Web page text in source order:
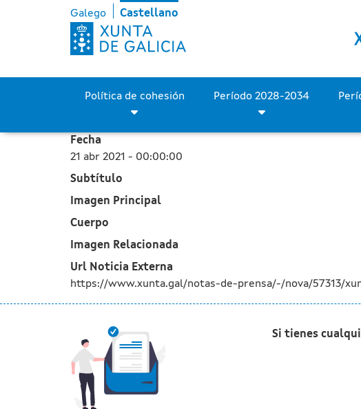
La Xunta avanza en el
Saltar al contenido principal
Galego Castellano
Fecha
21 abr 2021 - 00:00:00
Subtítulo
Imagen Principal
Cuerpo
Imagen Relacionada
Url Noticia Externa
https://www.xunta.gal/notas-de-prensa/-/nova/57313/
Si tienes